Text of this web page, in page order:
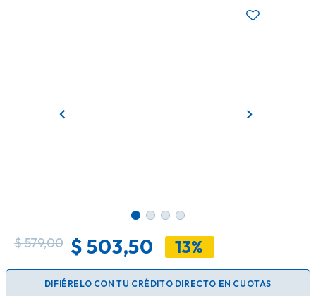
$579,00 $503,50 13%
DIFIÉRELO CON TU CRÉDITO DIRECTO EN CUOTAS